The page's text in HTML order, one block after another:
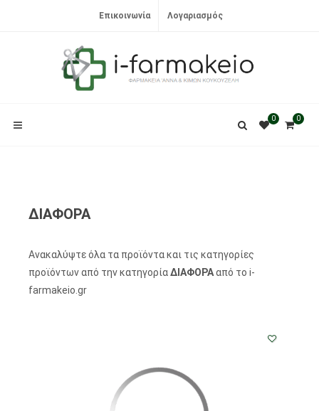
Επικοινωνία Λογαριασμός
0
0
ΔΙΑΦΟΡΑ
Ανακαλύψτε όλα τα προϊόντα και τις κατηγορίες
προϊόντων από την κατηγορίαΔΙΑΦΟΡΑαπό το i-
farmakeio.gr